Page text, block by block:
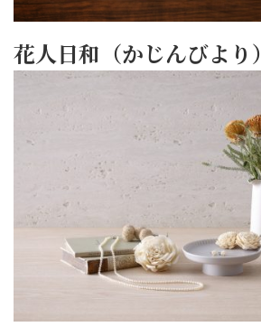
花人日和（かじんびより）